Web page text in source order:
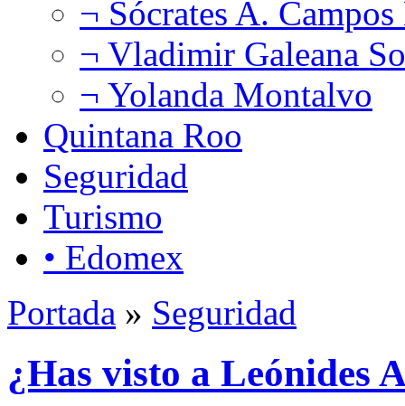
¬ Sócrates A.
¬ Vladimir Galeana
¬ Yolanda Montalvo
Quintana Roo
Seguridad
Turismo
• Edomex
Portada » Seguridad
¿Has visto a Leónides